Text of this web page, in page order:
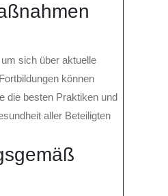
sich über aktuelle
können
die besten Praktiken und
aller Beteiligten